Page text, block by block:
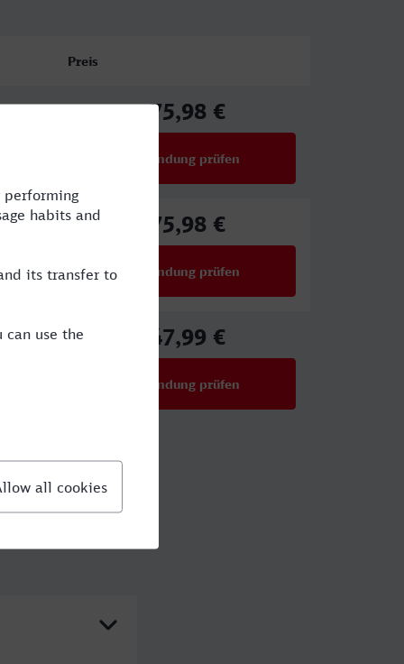
Preis
75,98 €
Verbindung prüfen
75,98 €
Verbindung prüfen
47,99 €
Verbindung prüfen